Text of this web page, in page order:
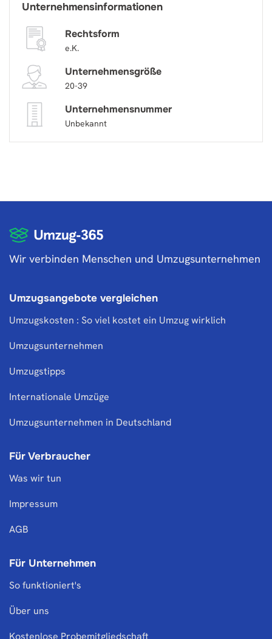
Unternehmensinformationen
Rechtsform
e.K.
Unternehmensgröße
20-39
Unternehmensnummer
Unbekannt
Wir verbinden Menschen und Umzugsunternehmen
Umzugsangebote vergleichen
Umzugskosten : So viel kostet ein Umzug wirklich
Umzugsunternehmen
Umzugstipps
Internationale Umzüge
Umzugsunternehmen in Deutschland
Für Verbraucher
Was wir tun
Impressum
AGB
Für Unternehmen
So funktioniert's
Über uns
Kostenlose Probemitgliedschaft